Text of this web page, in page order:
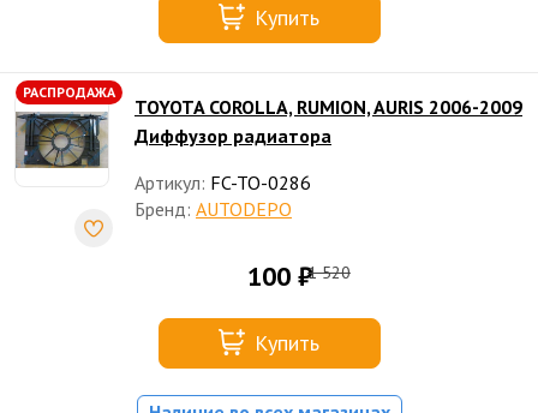
Купить
РАСПРОДАЖА
TOYOTA COROLLA, RUMION, AURIS 2006-2009
Диффузор радиатора
Артикул: FC-TO-0286
Бренд: AUTODEPO
100 ₽1 520
Купить